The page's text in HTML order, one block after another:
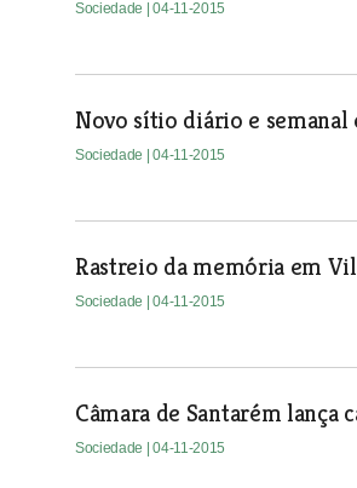
Sociedade | 04-11-2015
Novo sítio diário e semanal
Sociedade | 04-11-2015
Rastreio da memória em
Sociedade | 04-11-2015
Câmara de Santarém lança
Sociedade | 04-11-2015